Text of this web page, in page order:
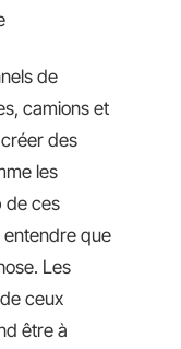
de
camions et
des
les
de ces
entendre que
Les
ceux
être à